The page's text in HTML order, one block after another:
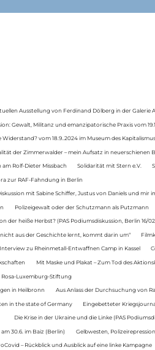
Ausstellung von Ferdinand Dölberg in der
Gewalt, Militanz und emanzipatorische Praxis vom
vom 18.9..2024 im Museum des Kapitalismus
der Zimmerwalder – mein Aufsatz in neuerschienen
am Rolf-Dieter Missbach Solidarität mit Stern e.V.
zur RAF-Fahndung in Berlin
mit Sabine Schiffer, Justus von Daniels und mir
Polizeigewalt oder der Schutzmann als Putzmann
der heiße Herbst? (PAS Podiumsdiskussion, Berlin 16/
nicht aus der Geschichte lernt, kommt darin um“
zu Rheinmetall-Entwaffnen Camp in Kassel
Mit Maske und Plakat – Zum Tod des
Rosa-Luxemburg-Stiftung
in Heilbronn Aus Anlass der Durchsuchung von
in the state of Germany Eingebetteter
Die Krise in der Ukraine und die Linke (PAS
30.6. im Baiz (Berlin) Gelbwesten,
– Rückblick und Ausblick auf eine linke Kampagne